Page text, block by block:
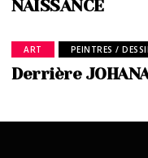
NAISSANCE
ART PEINTRES /
Derrière